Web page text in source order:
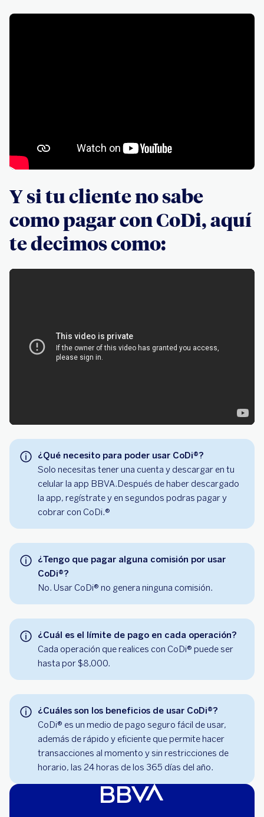
Y si tu cliente no sabe
como pagar con CoDi, aquí
te decimos como:
¿Qué necesito para poder usar CoDi®?
Solo necesitas tener una cuenta y descargar en tu
celular la app BBVA.Después de haber descargado
la app, regístrate y en segundos podras pagar y
cobrar con CoDi.®
¿Tengo que pagar alguna comisión por usar
CoDi®?
No. Usar CoDi® no genera ninguna comisión.
¿Cuál es el límite de pago en cada operación?
Cada operación que realices con CoDi® puede ser
hasta por $8,000.
¿Cuáles son los beneficios de usar CoDi®?
CoDi® es un medio de pago seguro fácil de usar,
además de rápido y eficiente que permite hacer
transacciones al momento y sin restricciones de
horario, las 24 horas de los 365 días del año.